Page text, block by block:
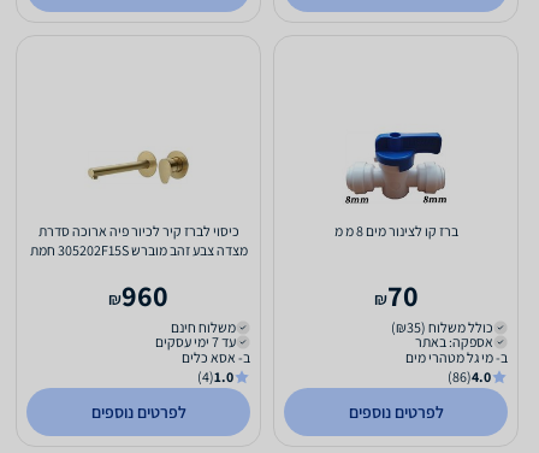
ברז קו לצינור מים 8 מ מ
70
₪
כולל משלוח (₪35)
אספקה: באתר
ב- מי גל מטהרי מים
4.0
(86)
לפרטים נוספים
כיסוי לברז קיר לכיור פיה ארוכה סדרת
מצדה צבע זהב מוברש 305202F15S חמת
960
₪
משלוח חינם
עד 7 ימי עסקים
ב- אסא כלים
1.0
(4)
לפרטים נוספים